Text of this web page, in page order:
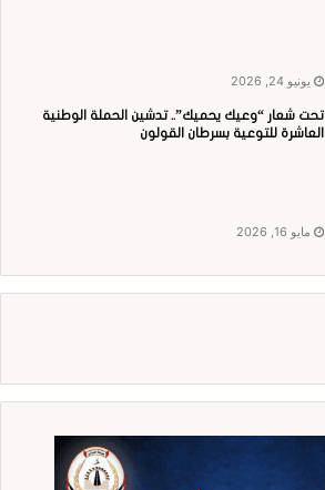
يونيو 24, 2026
تحت شعار “وعيك يحميك”.. تدشين الحملة الوطنية
العاشرة للتوعية بسرطان القولون
مايو 16, 2026